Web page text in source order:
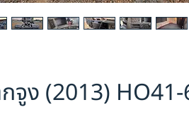
จูง (2013)